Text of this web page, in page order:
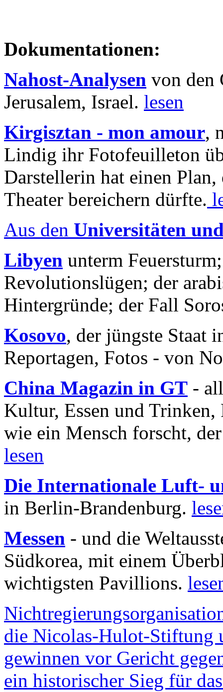
Dokumentationen:
Nahost-Analysen von den
Jerusalem, Israel. lesen
Kirgisztan - mon amour,
Lindig ihr Fotofeuilleton
Darstellerin hat einen Plan,
Theater bereichern dürfte.
Aus den Universitäten
Libyen unterm
Revolutionslügen; der
Hintergründe; der Fall
Kosovo, der jüngste Staat
Reportagen, Fotos - von
China Magazin in GT -
Kultur, Essen und
wie ein Mensch forscht,
lesen
Die Internationale Luft-
in Berlin-Brandenburg.
Messen - und die
Südkorea, mit einem
wichtigsten Pavillions.
die Nicolas-Hulot-Stiftung
gewinnen vor Gericht
ein historischer Sieg für